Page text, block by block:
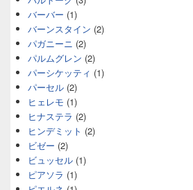
バーバー (1)
バーンスタイン (2)
パガニーニ (2)
パルムグレン (2)
パーシケッティ (1)
パーセル (2)
ヒェレモ (1)
ヒナステラ (2)
ヒンデミット (2)
ビゼー (2)
ビュッセル (1)
ピアソラ (1)